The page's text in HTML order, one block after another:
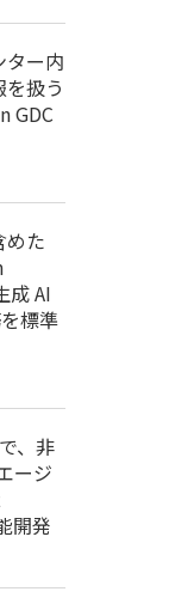
ター内
扱う
GDC
めた
成 AI
標準
、非
ージ
開発